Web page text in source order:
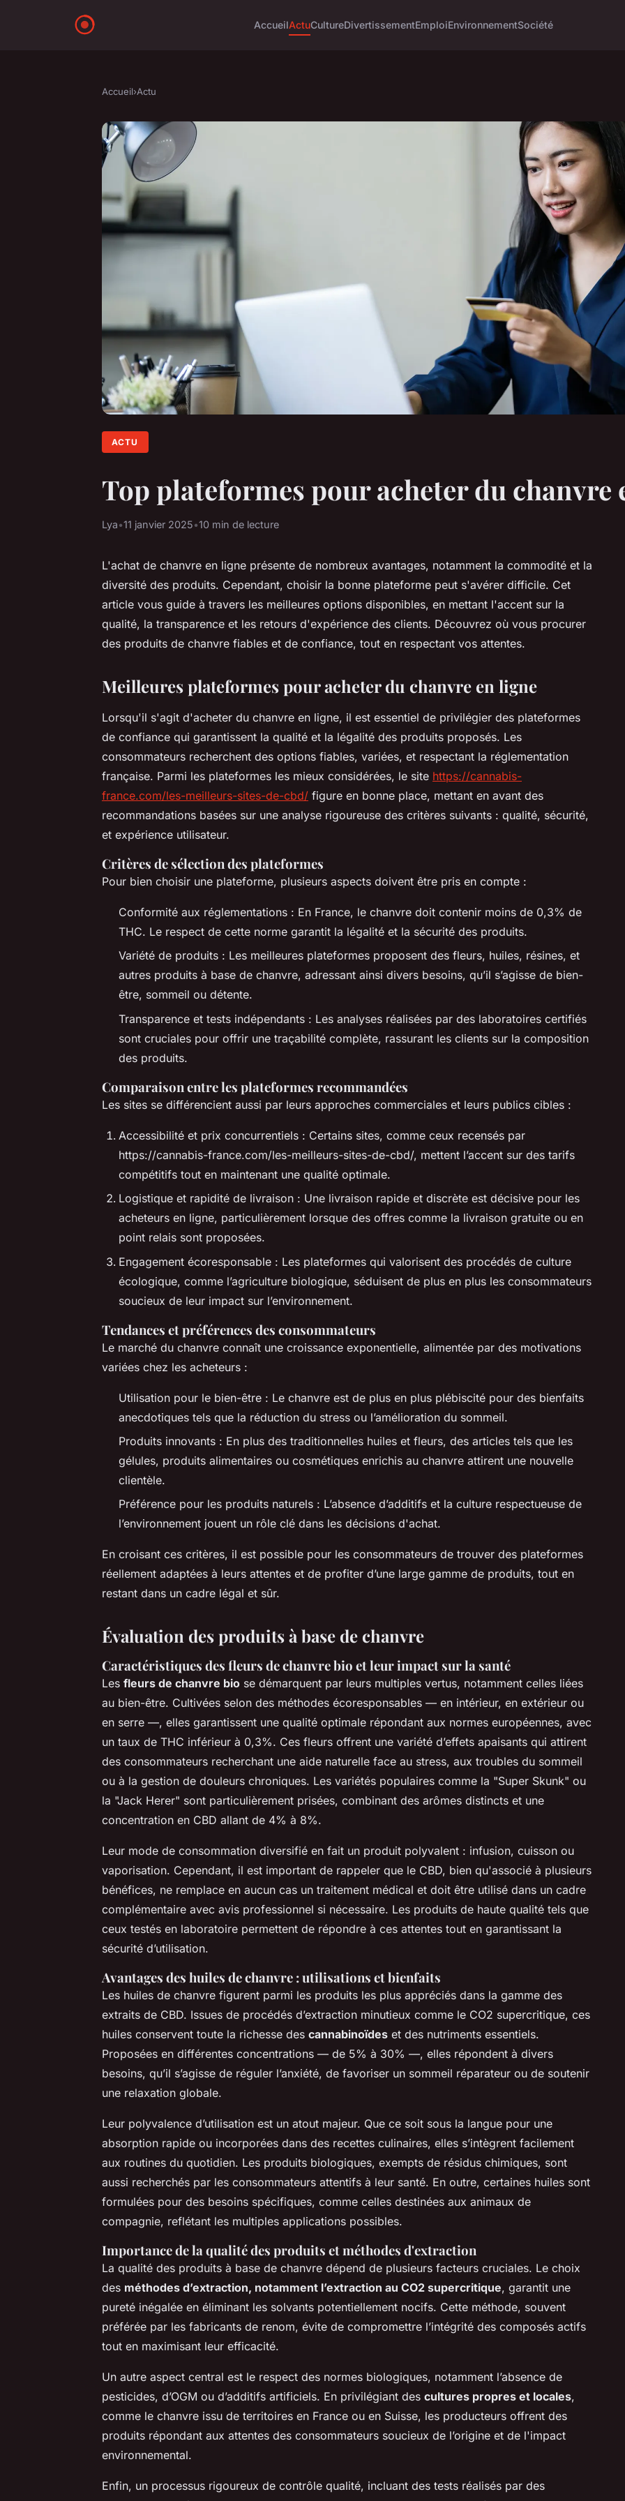
AccueilActuCultureDivertissementEmploiEnvironnementSociété
Accueil›Actu
ACTU
Top plateformes pour acheter du chanvre
Lya•11 janvier 2025•10 min de lecture
L'achat de chanvre en ligne présente de nombreux avantages, notamment la commodité et la
diversité des produits. Cependant, choisir la bonne plateforme peut s'avérer difficile. Cet
article vous guide à travers les meilleures options disponibles, en mettant l'accent sur la
qualité, la transparence et les retours d'expérience des clients. Découvrez où vous procurer
des produits de chanvre fiables et de confiance, tout en respectant vos attentes.
Meilleures plateformes pour acheter du chanvre en ligne
Lorsqu'il s'agit d'acheter du chanvre en ligne, il est essentiel de privilégier des plateformes
de confiance qui garantissent la qualité et la légalité des produits proposés. Les
consommateurs recherchent des options fiables, variées, et respectant la réglementation
française. Parmi les plateformes les mieux considérées, le site https://cannabis-
france.com/les-meilleurs-sites-de-cbd/ figure en bonne place, mettant en avant des
recommandations basées sur une analyse rigoureuse des critères suivants : qualité, sécurité,
et expérience utilisateur.
Critères de sélection des plateformes
Pour bien choisir une plateforme, plusieurs aspects doivent être pris en compte :
Conformité aux réglementations : En France, le chanvre doit contenir moins de 0,3% de
THC. Le respect de cette norme garantit la légalité et la sécurité des produits.
Variété de produits : Les meilleures plateformes proposent des fleurs, huiles, résines, et
autres produits à base de chanvre, adressant ainsi divers besoins, qu’il s’agisse de bien-
être, sommeil ou détente.
Transparence et tests indépendants : Les analyses réalisées par des laboratoires certifiés
sont cruciales pour offrir une traçabilité complète, rassurant les clients sur la composition
des produits.
Comparaison entre les plateformes recommandées
Les sites se différencient aussi par leurs approches commerciales et leurs publics cibles :
Accessibilité et prix concurrentiels : Certains sites, comme ceux recensés par
https://cannabis-france.com/les-meilleurs-sites-de-cbd/, mettent l’accent sur des tarifs
compétitifs tout en maintenant une qualité optimale.
Logistique et rapidité de livraison : Une livraison rapide et discrète est décisive pour les
acheteurs en ligne, particulièrement lorsque des offres comme la livraison gratuite ou en
point relais sont proposées.
Engagement écoresponsable : Les plateformes qui valorisent des procédés de culture
écologique, comme l’agriculture biologique, séduisent de plus en plus les consommateurs
soucieux de leur impact sur l’environnement.
Tendances et préférences des consommateurs
Le marché du chanvre connaît une croissance exponentielle, alimentée par des motivations
variées chez les acheteurs :
Utilisation pour le bien-être : Le chanvre est de plus en plus plébiscité pour des bienfaits
anecdotiques tels que la réduction du stress ou l’amélioration du sommeil.
Produits innovants : En plus des traditionnelles huiles et fleurs, des articles tels que les
gélules, produits alimentaires ou cosmétiques enrichis au chanvre attirent une nouvelle
clientèle.
Préférence pour les produits naturels : L’absence d’additifs et la culture respectueuse de
l’environnement jouent un rôle clé dans les décisions d'achat.
En croisant ces critères, il est possible pour les consommateurs de trouver des plateformes
réellement adaptées à leurs attentes et de profiter d’une large gamme de produits, tout en
restant dans un cadre légal et sûr.
Évaluation des produits à base de chanvre
Caractéristiques des fleurs de chanvre bio et leur impact sur la santé
Les fleurs de chanvre bio se démarquent par leurs multiples vertus, notamment celles liées
au bien-être. Cultivées selon des méthodes écoresponsables — en intérieur, en extérieur ou
en serre —, elles garantissent une qualité optimale répondant aux normes européennes, avec
un taux de THC inférieur à 0,3%. Ces fleurs offrent une variété d’effets apaisants qui attirent
des consommateurs recherchant une aide naturelle face au stress, aux troubles du sommeil
ou à la gestion de douleurs chroniques. Les variétés populaires comme la "Super Skunk" ou
la "Jack Herer" sont particulièrement prisées, combinant des arômes distincts et une
concentration en CBD allant de 4% à 8%.
Leur mode de consommation diversifié en fait un produit polyvalent : infusion, cuisson ou
vaporisation. Cependant, il est important de rappeler que le CBD, bien qu'associé à plusieurs
bénéfices, ne remplace en aucun cas un traitement médical et doit être utilisé dans un cadre
complémentaire avec avis professionnel si nécessaire. Les produits de haute qualité tels que
ceux testés en laboratoire permettent de répondre à ces attentes tout en garantissant la
sécurité d’utilisation.
Avantages des huiles de chanvre : utilisations et bienfaits
Les huiles de chanvre figurent parmi les produits les plus appréciés dans la gamme des
extraits de CBD. Issues de procédés d’extraction minutieux comme le CO2 supercritique, ces
huiles conservent toute la richesse des cannabinoïdes et des nutriments essentiels.
Proposées en différentes concentrations — de 5% à 30% —, elles répondent à divers
besoins, qu’il s’agisse de réguler l’anxiété, de favoriser un sommeil réparateur ou de soutenir
une relaxation globale.
Leur polyvalence d’utilisation est un atout majeur. Que ce soit sous la langue pour une
absorption rapide ou incorporées dans des recettes culinaires, elles s’intègrent facilement
aux routines du quotidien. Les produits biologiques, exempts de résidus chimiques, sont
aussi recherchés par les consommateurs attentifs à leur santé. En outre, certaines huiles sont
formulées pour des besoins spécifiques, comme celles destinées aux animaux de
compagnie, reflétant les multiples applications possibles.
Importance de la qualité des produits et méthodes d'extraction
La qualité des produits à base de chanvre dépend de plusieurs facteurs cruciales. Le choix
des méthodes d’extraction, notamment l’extraction au CO2 supercritique, garantit une
pureté inégalée en éliminant les solvants potentiellement nocifs. Cette méthode, souvent
préférée par les fabricants de renom, évite de compromettre l’intégrité des composés actifs
tout en maximisant leur efficacité.
Un autre aspect central est le respect des normes biologiques, notamment l’absence de
pesticides, d’OGM ou d’additifs artificiels. En privilégiant des cultures propres et locales,
comme le chanvre issu de territoires en France ou en Suisse, les producteurs offrent des
produits répondant aux attentes des consommateurs soucieux de l’origine et de l'impact
environnemental.
Enfin, un processus rigoureux de contrôle qualité, incluant des tests réalisés par des